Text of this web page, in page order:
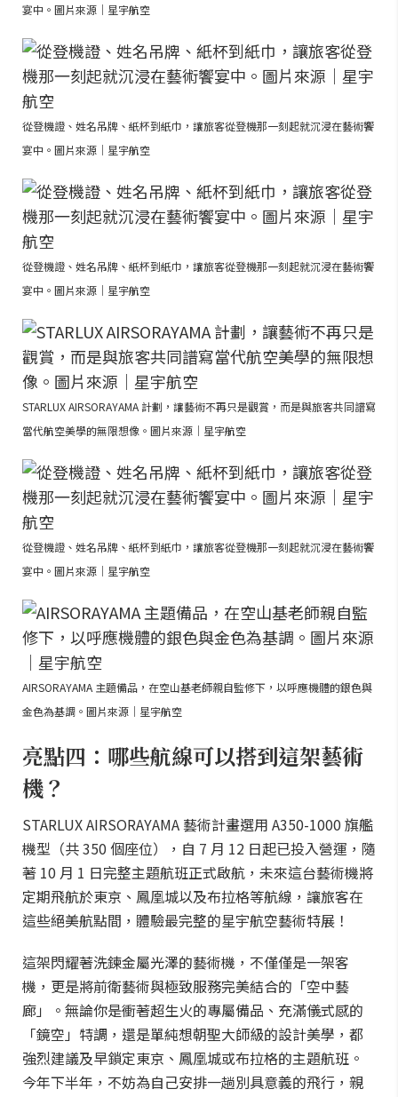
宴中。圖片來源｜星宇航空
從登機證、姓名吊牌、紙杯到紙巾，讓旅客從登機那一刻起就沉浸在藝術饗
宴中。圖片來源｜星宇航空
從登機證、姓名吊牌、紙杯到紙巾，讓旅客從登機那一刻起就沉浸在藝術饗
宴中。圖片來源｜星宇航空
STARLUX AIRSORAYAMA 計劃，讓藝術不再只是觀賞，而是與旅客共同譜寫
當代航空美學的無限想像。圖片來源｜星宇航空
從登機證、姓名吊牌、紙杯到紙巾，讓旅客從登機那一刻起就沉浸在藝術饗
宴中。圖片來源｜星宇航空
AIRSORAYAMA 主題備品，在空山基老師親自監修下，以呼應機體的銀色與
金色為基調。圖片來源｜星宇航空
亮點四：哪些航線可以搭到這架藝術
機？
STARLUX AIRSORAYAMA 藝術計畫選用 A350-1000 旗艦
機型（共 350 個座位），自 7 月 12 日起已投入營運，隨
著 10 月 1 日完整主題航班正式啟航，未來這台藝術機將
定期飛航於東京、鳳凰城以及布拉格等航線，讓旅客在
這些絕美航點間，體驗最完整的星宇航空藝術特展！
這架閃耀著洗鍊金屬光澤的藝術機，不僅僅是一架客
機，更是將前衛藝術與極致服務完美結合的「空中藝
廊」。無論你是衝著超生火的專屬備品、充滿儀式感的
「鏡空」特調，還是單純想朝聖大師級的設計美學，都
強烈建議及早鎖定東京、鳳凰城或布拉格的主題航班。
今年下半年，不妨為自己安排一趟別具意義的飛行，親